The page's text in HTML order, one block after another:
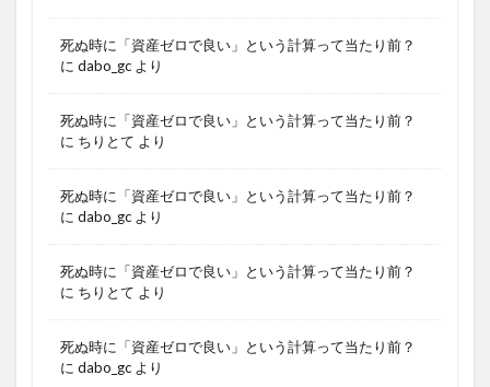
死ぬ時に「資産ゼロで良い」という計算って当たり前？
に dabo_gc より
死ぬ時に「資産ゼロで良い」という計算って当たり前？
に ちりとて より
死ぬ時に「資産ゼロで良い」という計算って当たり前？
に dabo_gc より
死ぬ時に「資産ゼロで良い」という計算って当たり前？
に ちりとて より
死ぬ時に「資産ゼロで良い」という計算って当たり前？
に dabo_gc より